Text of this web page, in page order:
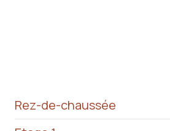
Rez-de-chaussée